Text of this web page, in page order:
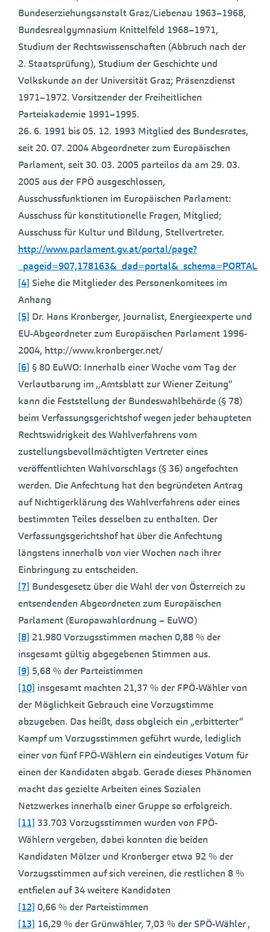
Bundeserziehungsanstalt Graz/Liebenau 1963–1968,
Bundesrealgymnasium Knittelfeld 1968–1971,
Studium der Rechtswissenschaften (Abbruch nach der
2. Staatsprüfung), Studium der Geschichte und
Volkskunde an der Universität Graz; Präsenzdienst
1971–1972. Vorsitzender der Freiheitlichen
Parteiakademie 1991–1995.
26. 6. 1991 bis 05. 12. 1993 Mitglied des Bundesrates,
seit 20. 07. 2004 Abgeordneter zum Europäischen
Parlament, seit 30. 03. 2005 parteilos da am 29. 03.
2005 aus der FPÖ ausgeschlossen,
Ausschussfunktionen im Europäischen Parlament:
Ausschuss für konstitutionelle Fragen, Mitglied;
Ausschuss für Kultur und Bildung, Stellvertreter.
http://www.parlament.gv.at/portal/page?
_pageid=907,178163&_dad=portal&_schema=PORTAL
[4] Siehe die Mitglieder des Personenkomitees im
Anhang
[5] Dr. Hans Kronberger, Journalist, Energieexperte und
EU-Abgeordneter zum Europäischen Parlament 1996-
2004, http://www.kronberger.net/
[6] § 80 EuWO: Innerhalb einer Woche vom Tag der
Verlautbarung im ,,Amtsblatt zur Wiener Zeitung“
kann die Feststellung der Bundeswahlbehörde (§ 78)
beim Verfassungsgerichtshof wegen jeder behaupteten
Rechtswidrigkeit des Wahlverfahrens vom
zustellungsbevollmächtigten Vertreter eines
veröffentlichten Wahlvorschlags (§ 36) angefochten
werden. Die Anfechtung hat den begründeten Antrag
auf Nichtigerklärung des Wahlverfahrens oder eines
bestimmten Teiles desselben zu enthalten. Der
Verfassungsgerichtshof hat über die Anfechtung
längstens innerhalb von vier Wochen nach ihrer
Einbringung zu entscheiden.
[7] Bundesgesetz über die Wahl der von Österreich zu
entsendenden Abgeordneten zum Europäischen
Parlament (Europawahlordnung – EuWO)
[8] 21.980 Vorzugsstimmen machen 0,88 % der
insgesamt gültig abgegebenen Stimmen aus.
[9] 5,68 % der Parteistimmen
[10] insgesamt machten 21,37 % der FPÖ-Wähler von
der Möglichkeit Gebrauch eine Vorzugstimme
abzugeben. Das heißt, dass obgleich ein „erbitterter“
Kampf um Vorzugsstimmen geführt wurde, lediglich
einer von fünf FPÖ-Wählern ein eindeutiges Votum für
einen der Kandidaten abgab. Gerade dieses Phänomen
macht das gezielte Arbeiten eines Sozialen
Netzwerkes innerhalb einer Gruppe so erfolgreich.
[11] 33.703 Vorzugsstimmen wurden von FPÖ-
Wählern vergeben, dabei konnten die beiden
Kandidaten Mölzer und Kronberger etwa 92 % der
Vorzugsstimmen auf sich vereinen, die restlichen 8 %
entfielen auf 34 weitere Kandidaten
[12] 0,66 % der Parteistimmen
[13] 16,29 % der Grünwähler, 7,03 % der SPÖ-Wähler ,